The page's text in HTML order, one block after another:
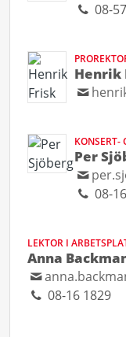
08-
Henrik
KONSERT-
Per
08-
LEKTOR I
Anna
08-16 1829